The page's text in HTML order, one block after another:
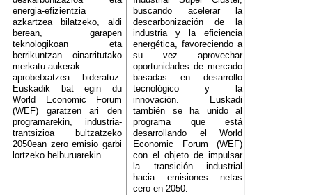
energia-efizientzia
azkartzea bilatzeko, aldi
berean, garapen
teknologikoan eta
berrikuntzan oinarritutako
merkatu-aukerak
aprobetxatzea bideratuz.
Euskadik bat egin du
World Economic Forum
(WEF) garatzen ari den
programarekin, industria-
trantsizioa bultzatzeko
2050ean zero emisio garbi
lortzeko helburuarekin.
buscando acelerar la
descarbonización de la
industria y la eficiencia
energética, favoreciendo a
su vez aprovechar
oportunidades de mercado
basadas en desarrollo
tecnológico y la
innovación. Euskadi
también se ha unido al
programa que está
desarrollando el World
Economic Forum (WEF)
con el objeto de impulsar
la transición industrial
hacia emisiones netas
cero en 2050.